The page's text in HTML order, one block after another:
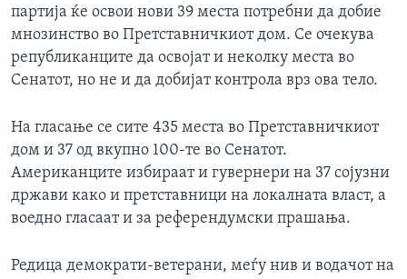
партија ќе освои нови 39 места потребни да добие
мнозинство во Претставничкиот дом. Се очекува
републиканците да освојат и неколку места во
Сенатот, но не и да добијат контрола врз ова тело.
На гласање се сите 435 места во Претставничкиот
дом и 37 од вкупно 100-те во Сенатот.
Американците избираат и гувернери на 37 сојузни
држави како и претставници на локалната власт, а
воедно гласаат и за референдумски прашања.
Редица демократи-ветерани, меѓу нив и водачот на